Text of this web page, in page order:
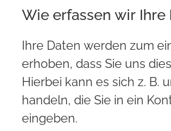
Wie erfassen wir Ihre
Ihre Daten werden zum
erhoben, dass Sie uns
Hierbei kann es sich z. B.
handeln, die Sie in ein
eingeben.